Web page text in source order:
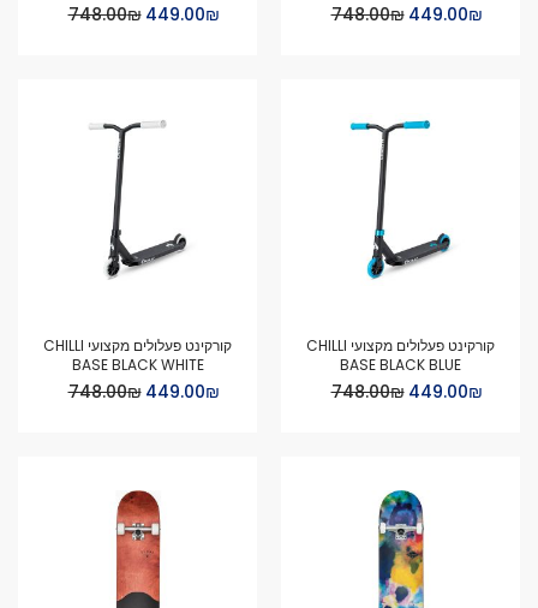
Special
₪‏449.00
₪‏748.00
Special
₪‏449.00
₪‏748.00
קורקינט פעלולים מקצועי CHILLI
BASE BLACK BLUE
Special
₪‏449.00
₪‏748.00
קורקינט פעלולים מקצועי CHILLI
BASE BLACK WHITE
Special
₪‏449.00
₪‏748.00